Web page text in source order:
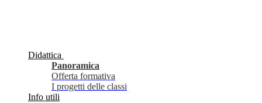
Didattica
Panoramica
Offerta formativa
I progetti delle classi
Info utili